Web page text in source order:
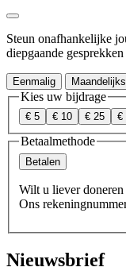
Steun onafhankelijke
diepgaande
Eenmalig Maandelijks
Kies uw bijdrage
€ 5 € 10 € 25 €
Betaalmethode
Betalen
Wilt u liever doneren
Ons
Nieuwsbrief